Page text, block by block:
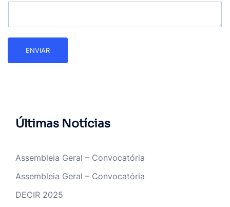
ENVIAR
Últimas Notícias
Assembleia Geral – Convocatória
Assembleia Geral – Convocatória
DECIR 2025